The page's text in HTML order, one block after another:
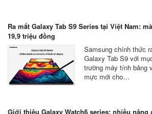
Ra mắt Galaxy Tab S9 Series tại Việt Nam:
19,9 triệu đồng
Samsung chính thức
Galaxy Tab S9 với
trường máy tính bảng
mực mới cho…
Giới thiệu Galaxy Watch6 series: nhiều